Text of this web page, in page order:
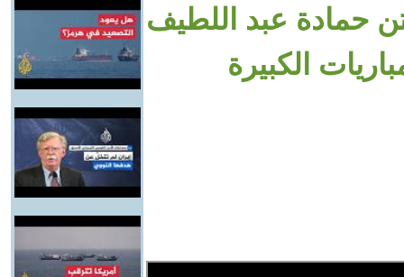
حمادة عبد اللطيف
الكبيرة